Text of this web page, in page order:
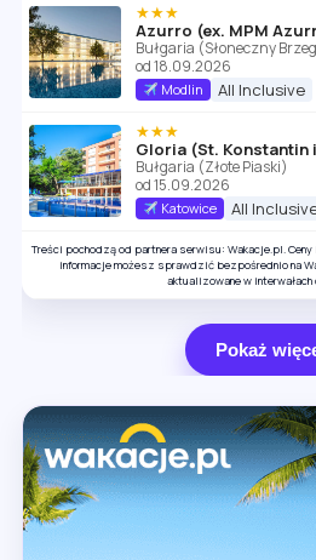
★★★
Azurro (ex. MPM
Bułgaria (Słoneczny
od 18.09.2026
Modlin All Inclusive
★★★
Bułgaria (Złote Piaski)
od 15.09.2026
Katowice All
Treści pochodzą od partnera serwisu: Wakacje.pl.
informacje możesz sprawdzić bezpośrednio na
aktualizowane w
Pokaż